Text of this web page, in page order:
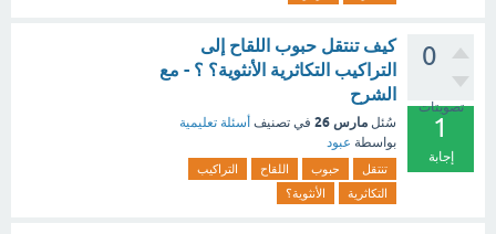
0
تصويتات
1
إجابة
كيف تنتقل حبوب اللقاح إلى
التراكيب التكاثرية الأنثوية؟ ؟ - مع
الشرح
سُئل مارس 26 في تصنيف أسئلة تعليمية
بواسطة عبود
تنتقل حبوب اللقاح
التراكيب
التكاثرية
الأنثوية؟